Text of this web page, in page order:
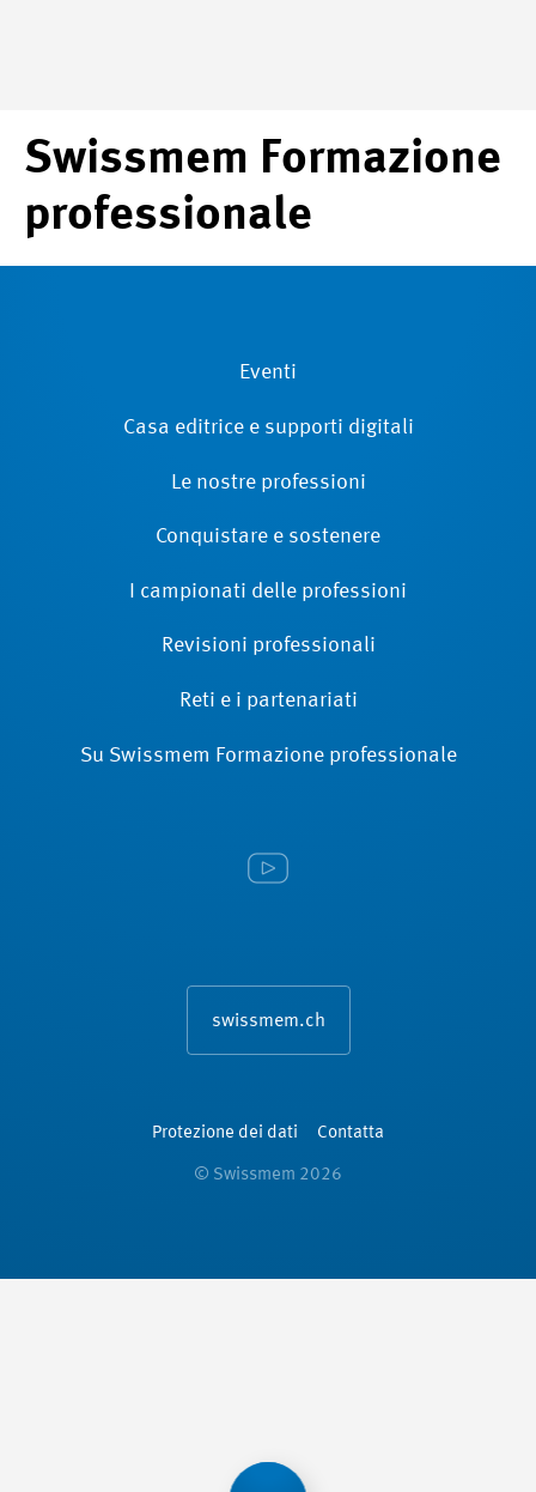
Swissmem Formazione
professionale
Eventi
Casa editrice e supporti digitali
Le nostre professioni
Conquistare e sostenere
I campionati delle professioni
Revisioni ­professionali
Reti e i partenariati
Su Swissmem Formazione ­professionale
swissmem.ch
Protezione dei dati Contatta
© Swissmem 2026